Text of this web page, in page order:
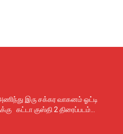
இரு சக்கர வாகனம் ஓட்டி
கட்டா குஸ்தி 2 திரைப்படம்...